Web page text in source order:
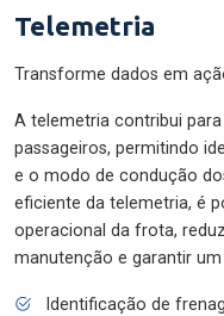
Telemetria
Transforme dados em
A telemetria contribui
passageiros, permitindo
e o modo de condução
eficiente da telemetria, é
operacional da frota,
manutenção e garantir
Identificação de